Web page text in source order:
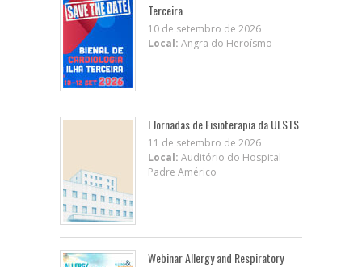
Terceira
10 de setembro de 2026
Local: Angra do Heroísmo
I Jornadas de Fisioterapia da ULSTS
11 de setembro de 2026
Local: Auditório do Hospital
Padre Américo
Webinar Allergy and Respiratory